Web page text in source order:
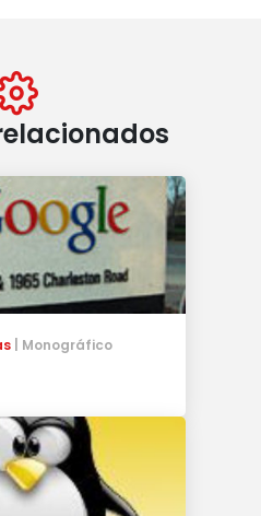
Monográfico